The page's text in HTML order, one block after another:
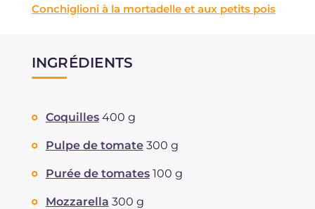
Conchiglioni à la mortadelle et aux petits pois
INGRÉDIENTS
Coquilles 400 g
Pulpe de tomate 300 g
Purée de tomates 100 g
Mozzarella 300 g